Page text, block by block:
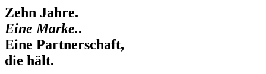
Zehn Jahre.
Eine Marke..
Eine Partnerschaft,
die hält.